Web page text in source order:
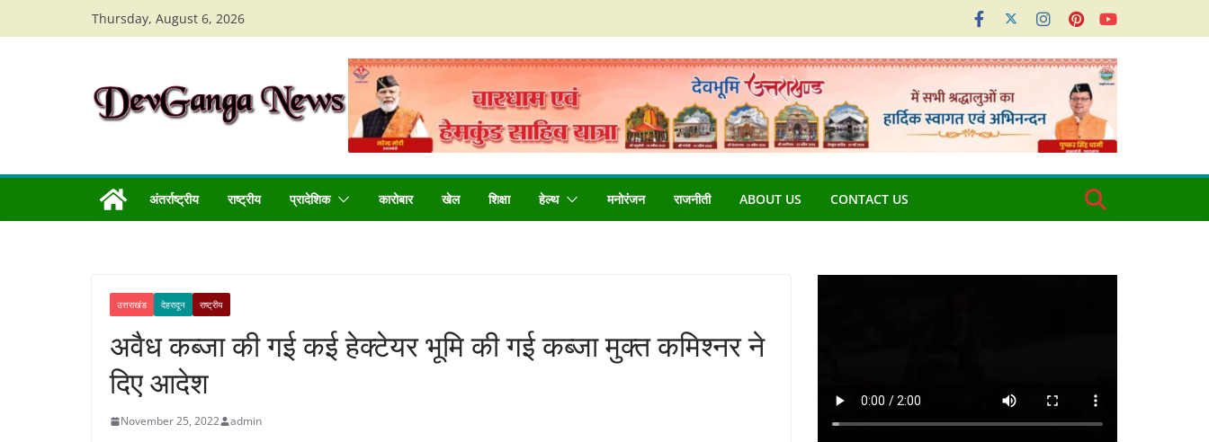
to
Thursday, August 6, 2026
अंतर्राष्ट्रीय राष्ट्रीय प्रादेशिक कारोबार खेल शिक्षा हेल्थ मनोरंजन राजनीती ABOUT US CONTACT US
उत्तराखंड देहरादून राष्ट्रीय
अवैध कब्जा की गई कई हेक्टेयर भूमि की गई कब्जा मुक्त कमिश्नर ने
दिए आदेश
November 25, 2022 admin